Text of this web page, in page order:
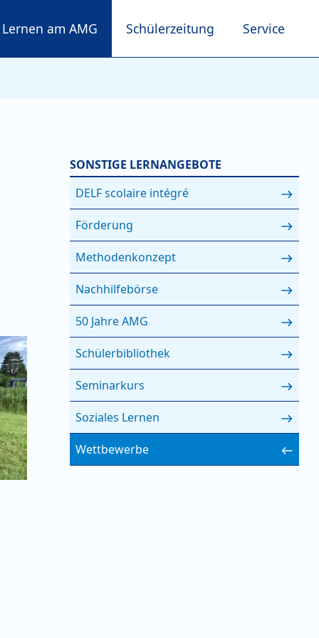
Lernen am AMG Schülerzeitung Service
SONSTIGE LERNANGEBOTE
DELF scolaire intégré
Förderung
Methodenkonzept
Nachhilfebörse
50 Jahre AMG
Schülerbibliothek
Seminarkurs
Soziales Lernen
Wettbewerbe